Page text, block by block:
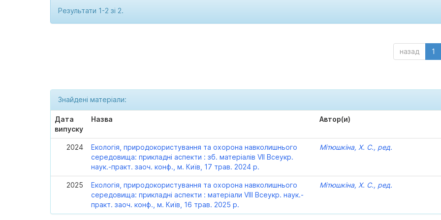
Результати 1-2 зі 2.
назад 1
Знайдені матеріали:
Дата
випуску
Назва Автор(и)
2024
Екологія, природокористування та охорона навколишнього
середовища: прикладні аспекти : зб. матеріалів VІІ Всеукр.
наук.-практ. заоч. конф., м. Київ, 17 трав. 2024 р.
Мітюшкіна, Х. С., ред.
2025
Екологія, природокористування та охорона навколишнього
середовища: прикладні аспекти : матеріали VІІІ Всеукр. наук.-
практ. заоч. конф., м. Київ, 16 трав. 2025 р.
Мітюшкіна, Х. С., ред.